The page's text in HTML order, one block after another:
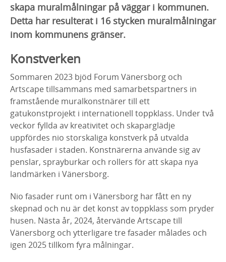
skapa muralmålningar på väggar i kommunen.
Detta har resulterat i 16 stycken muralmålningar
inom kommunens gränser.
Konstverken
Sommaren 2023 bjöd Forum Vänersborg och
Artscape tillsammans med samarbetspartners in
framstående muralkonstnärer till ett
gatukonstprojekt i internationell toppklass. Under två
veckor fyllda av kreativitet och skaparglädje
uppfördes nio storskaliga konstverk på utvalda
husfasader i staden. Konstnärerna använde sig av
penslar, sprayburkar och rollers för att skapa nya
landmärken i Vänersborg.
Nio fasader runt om i Vänersborg har fått en ny
skepnad och nu är det konst av toppklass som pryder
husen. Nästa år, 2024, återvände Artscape till
Vänersborg och ytterligare tre fasader målades och
igen 2025 tillkom fyra målningar.